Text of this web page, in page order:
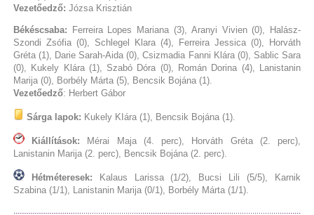
Vezetőedző: Józsa Krisztián
Békéscsaba:
Ferreira Lopes Mariana (3), Aranyi Vivien (0), Halász-
Szondi Zsófia (0), Schlegel Klara (4), Ferreira Jessica (0), Horváth
Gréta (1), Darie Sarah-Aida (0), Csizmadia Fanni Klára (0), Sablic Sara
(0), Kukely Klára (1), Szabó Dóra (0), Román Dorina (4), Lanistanin
Marija (0), Borbély Márta (5), Bencsik Bojána (1).
Vezetőedző: Herbert Gábor
Sárga lapok: Kukely KIára (1), Bencsik Bojána (1).
Kiállítások:
Mérai Maja (4. perc), Horváth Gréta (2. perc),
Lanistanin Marija (2. perc), Bencsik Bojána (2. perc).
Hétméteresek: Kalaus Larissa (1/2), Bucsi Lili (5/5), Karnik
Szabina (1/1), Lanistanin Marija (0/1), Borbély Márta (1/1).